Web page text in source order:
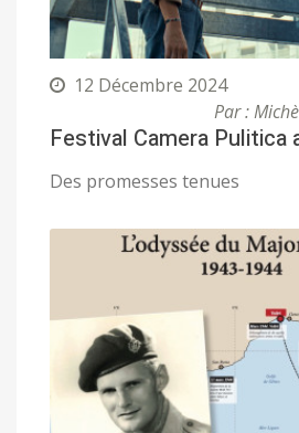
12 Décembre 2024
Par :
Festival Camera Pulitica
Des promesses tenues